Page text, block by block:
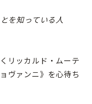
を知っている人
リッカルド・ムーテ
ヴァンニ》を心待ち